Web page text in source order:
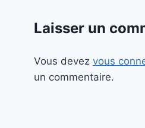
Laisser un
Vous devez vous
un commentaire.